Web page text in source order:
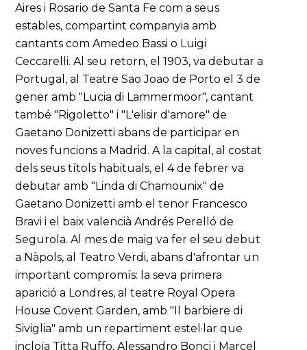
Aires i Rosario de Santa Fe com a seus
estables, compartint companyia amb
cantants com Amedeo Bassi o Luigi
Ceccarelli. Al seu retorn, el 1903, va debutar a
Portugal, al Teatre Sao Joao de Porto el 3 de
gener amb "Lucia di Lammermoor", cantant
també "Rigoletto" i "L'elisir d'amore" de
Gaetano Donizetti abans de participar en
noves funcions a Madrid. A la capital, al costat
dels seus títols habituals, el 4 de febrer va
debutar amb "Linda di Chamounix" de
Gaetano Donizetti amb el tenor Francesco
Bravi i el baix valencià Andrés Perelló de
Segurola. Al mes de maig va fer el seu debut
a Nàpols, al Teatro Verdi, abans d'afrontar un
important compromís: la seva primera
aparició a Londres, al teatre Royal Opera
House Covent Garden, amb "Il barbiere di
Siviglia" amb un repartiment estel·lar que
incloïa Titta Ruffo, Alessandro Bonci i Marcel